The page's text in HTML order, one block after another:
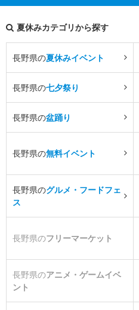
夏休みカテゴリから探す
長野県の夏休みイベント
長野県の七夕祭り
長野県の盆踊り
長野県の無料イベント
長野県のグルメ・フードフェ
ス
長野県のフリーマーケット
長野県のアニメ・ゲームイベ
ント